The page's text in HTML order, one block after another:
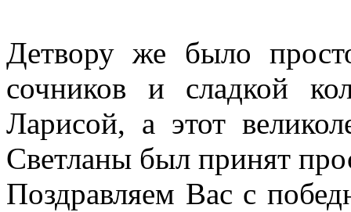
Детвору же было
сочников и сладкой
Ларисой, а этот
Светланы был принят
Поздравляем Вас с